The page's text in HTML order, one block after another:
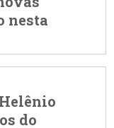
nesta
do